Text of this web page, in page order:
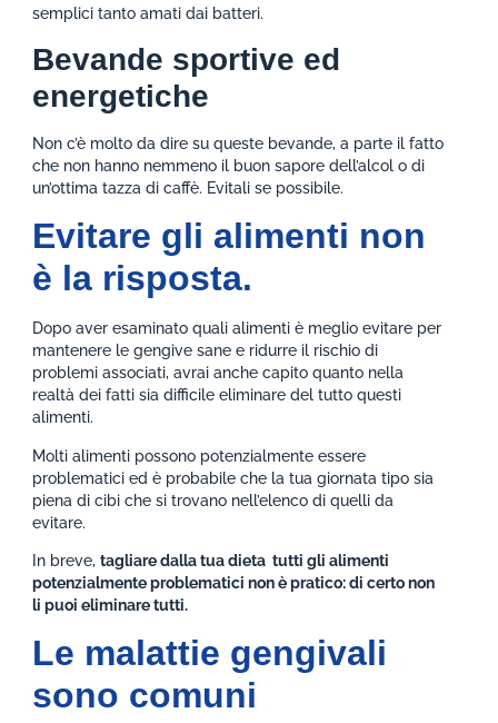
semplici tanto amati dai batteri.
Bevande sportive ed
energetiche
Non c’è molto da dire su queste bevande, a parte il fatto
che non hanno nemmeno il buon sapore dell’alcol o di
un’ottima tazza di caffè. Evitali se possibile.
Evitare gli alimenti non
è la risposta.
Dopo aver esaminato quali alimenti è meglio evitare per
mantenere le gengive sane e ridurre il rischio di
problemi associati, avrai anche capito quanto nella
realtà dei fatti sia difficile eliminare del tutto questi
alimenti.
Molti alimenti possono potenzialmente essere
problematici ed è probabile che la tua giornata tipo sia
piena di cibi che si trovano nell’elenco di quelli da
evitare.
In breve,tagliare dalla tua dieta tutti gli alimenti
potenzialmente problematici non è pratico: di certo non
li puoi eliminare tutti.
Le malattie gengivali
sono comuni